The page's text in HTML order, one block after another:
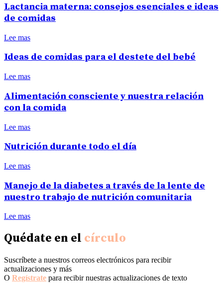
Lactancia materna: consejos esenciales e ideas
de comidas
Lee mas
Ideas de comidas para el destete del bebé
Lee mas
Alimentación consciente y nuestra relación
con la comida
Lee mas
Nutrición durante todo el día
Lee mas
Manejo de la diabetes a través de la lente de
nuestro trabajo de nutrición comunitaria
Lee mas
Quédate en el círculo
Suscríbete a nuestros correos electrónicos para recibir
actualizaciones y más
O Regístrate para recibir nuestras actualizaciones de texto